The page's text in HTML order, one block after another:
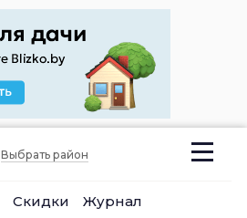
Выбрать район
Скидки Журнал